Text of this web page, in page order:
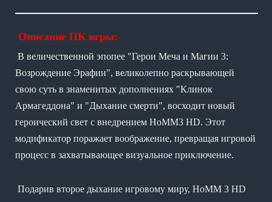
Описание ПК игры:
В величественной эпопее "Герои Меча и Магии 3:
Возрождение Эрафии", великолепно раскрывающей
свою суть в знаменитых дополнениях "Клинок
Армагеддона" и "Дыхание смерти", восходит новый
героический свет с внедрением HoMM3 HD. Этот
модификатор поражает воображение, превращая игровой
процесс в захватывающее визуальное приключение.
Подарив второе дыхание игровому миру, HoMM 3 HD